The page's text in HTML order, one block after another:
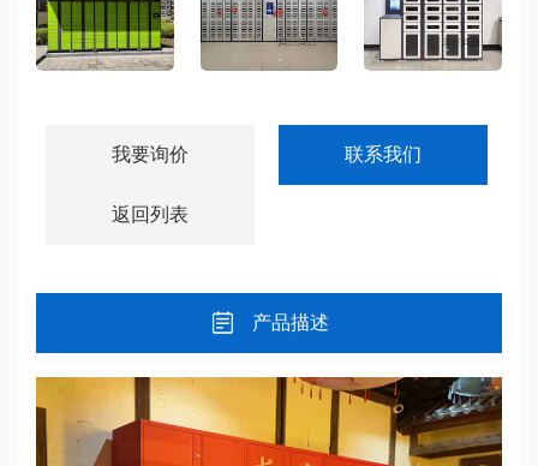
我要询价 联系我们
返回列表
产品描述